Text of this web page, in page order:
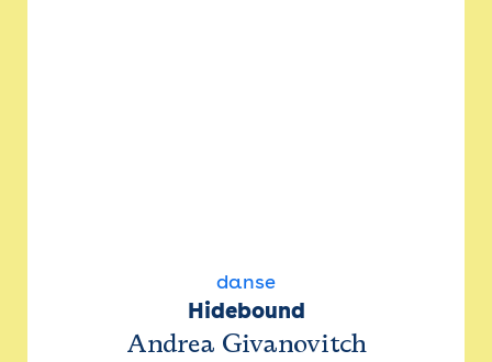
danse
Hidebound
Andrea Givanovitch